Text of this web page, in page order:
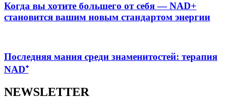
Когда вы хотите большего от себя — NAD+
становится вашим новым стандартом энергии
Последняя мания среди знаменитостей: терапия
NAD⁺
NEWSLETTER